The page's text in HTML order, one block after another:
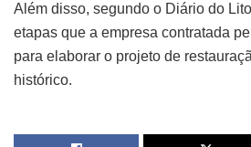
Além disso, segundo o Diário do
etapas que a empresa contratada
para elaborar o projeto de
histórico.